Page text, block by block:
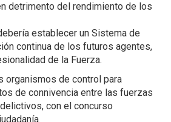
detrimento del rendimiento de los
establecer un Sistema de
continua de los futuros agentes,
de la Fuerza.
organismos de control para
de connivencia entre las fuerzas
con el concurso